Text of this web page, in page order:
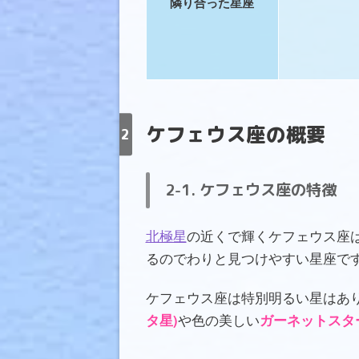
ケフェウス座の概要
ケフェウス座の特徴
北極星の近くで輝くケフェウス座
るのでわりと見つけやすい星座で
ケフェウス座は特別明るい星はあ
タ星)や色の美しいガーネットスタ